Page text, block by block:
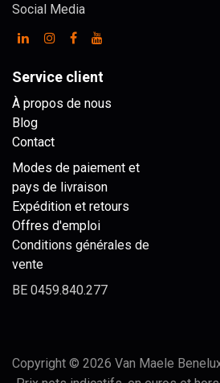
Social Media
Service client
À propos de nous
Blog
Contact
Modes de paiement et
pays de livraison
Expédition et retours
Offres d'emploi
Conditions générales de
vente
BE 0459.840.277
Copyright © 2026 Van Maele